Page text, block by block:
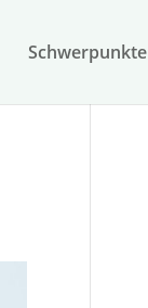
Schwer­punkte